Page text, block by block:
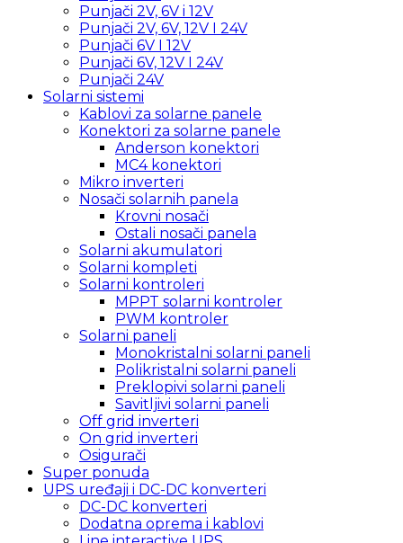
Punjači 2V, 6V i 12V
Punjači 2V, 6V, 12V I 24V
Punjači 6V I 12V
Punjači 6V, 12V I 24V
Punjači 24V
Solarni sistemi
Kablovi za solarne panele
Konektori za solarne panele
Anderson konektori
MC4 konektori
Mikro inverteri
Nosači solarnih panela
Krovni nosači
Ostali nosači panela
Solarni akumulatori
Solarni kompleti
Solarni kontroleri
MPPT solarni kontroler
PWM kontroler
Solarni paneli
Monokristalni solarni paneli
Polikristalni solarni paneli
Preklopivi solarni paneli
Savitljivi solarni paneli
Off grid inverteri
On grid inverteri
Osigurači
Super ponuda
UPS uređaji i DC-DC konverteri
DC-DC konverteri
Dodatna oprema i kablovi